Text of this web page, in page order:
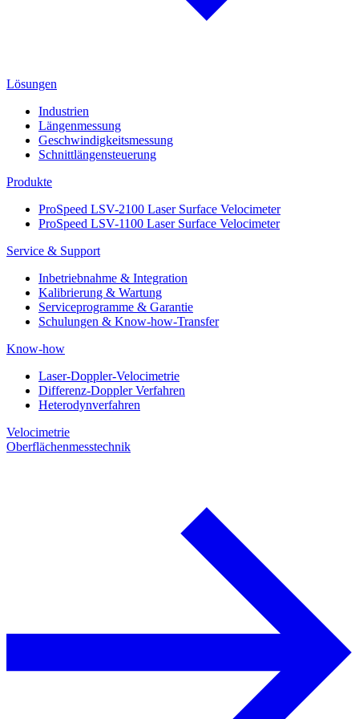
Lösungen
Industrien
Längenmessung
Geschwindigkeitsmessung
Schnittlängensteuerung
Produkte
ProSpeed LSV-2100 Laser Surface Velocimeter
ProSpeed LSV-1100 Laser Surface Velocimeter
Service & Support
Inbetriebnahme & Integration
Kalibrierung & Wartung
Serviceprogramme & Garantie
Schulungen & Know-how-Transfer
Know-how
Laser-Doppler-Velocimetrie
Differenz-Doppler Verfahren
Heterodynverfahren
Velocimetrie
Oberflächenmesstechnik